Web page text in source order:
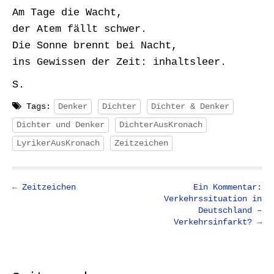
Am Tage die Wacht,
der Atem fällt schwer.
Die Sonne brennt bei Nacht,
ins Gewissen der Zeit: inhaltsleer.
S.
Tags: Denker Dichter
Dichter & Denker
Dichter und Denker
DichterAusKronach
LyrikerAusKronach
Zeitzeichen
P
← Zeitzeichen
Ein Kommentar:
Verkehrssituation in
Deutschland –
Verkehrsinfarkt? →